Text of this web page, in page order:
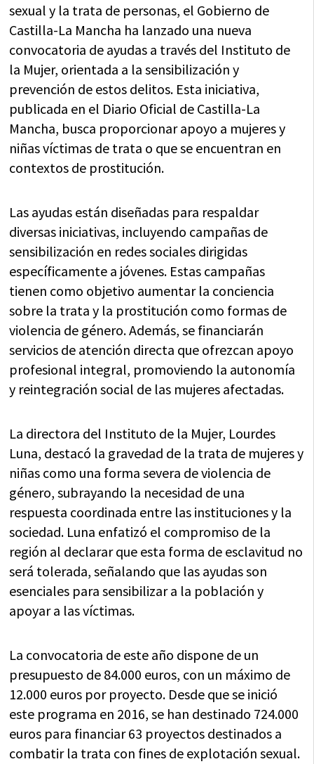
sexual y la trata de personas, el Gobierno de
Castilla-La Mancha ha lanzado una nueva
convocatoria de ayudas a través del Instituto de
la Mujer, orientada a la sensibilización y
prevención de estos delitos. Esta iniciativa,
publicada en el Diario Oficial de Castilla-La
Mancha, busca proporcionar apoyo a mujeres y
niñas víctimas de trata o que se encuentran en
contextos de prostitución.
Las ayudas están diseñadas para respaldar
diversas iniciativas, incluyendo campañas de
sensibilización en redes sociales dirigidas
específicamente a jóvenes. Estas campañas
tienen como objetivo aumentar la conciencia
sobre la trata y la prostitución como formas de
violencia de género. Además, se financiarán
servicios de atención directa que ofrezcan apoyo
profesional integral, promoviendo la autonomía
y reintegración social de las mujeres afectadas.
La directora del Instituto de la Mujer, Lourdes
Luna, destacó la gravedad de la trata de mujeres y
niñas como una forma severa de violencia de
género, subrayando la necesidad de una
respuesta coordinada entre las instituciones y la
sociedad. Luna enfatizó el compromiso de la
región al declarar que esta forma de esclavitud no
será tolerada, señalando que las ayudas son
esenciales para sensibilizar a la población y
apoyar a las víctimas.
La convocatoria de este año dispone de un
presupuesto de 84.000 euros, con un máximo de
12.000 euros por proyecto. Desde que se inició
este programa en 2016, se han destinado 724.000
euros para financiar 63 proyectos destinados a
combatir la trata con fines de explotación sexual.